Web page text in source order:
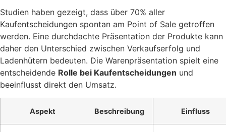
Studien haben gezeigt, dass über 70% aller
Kaufentscheidungen spontan am Point of Sale getroffen
werden. Eine durchdachte Präsentation der Produkte kann
daher den Unterschied zwischen Verkaufserfolg und
Ladenhütern bedeuten. Die Warenpräsentation spielt eine
entscheidende Rolle bei Kaufentscheidungen und
beeinflusst direkt den Umsatz.
Aspekt Beschreibung Einfluss